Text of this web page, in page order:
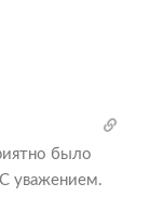
было
уважением.